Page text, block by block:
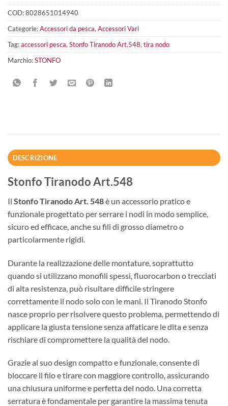
COD:8028651014940
Categorie:Accessori da pesca, Accessori Vari
Tag:accessori pesca, Stonfo Tiranodo Art.548, tira nodo
Marchio:STONFO
DESCRIZIONE
Stonfo Tiranodo Art.548
Il StonfoTiranodo Art. 548è un accessorio pratico e
funzionale progettato per serrare i nodi in modo semplice,
sicuro ed efficace, anche su fili di grosso diametro o
particolarmente rigidi.
Durante la realizzazione delle montature, soprattutto
quando si utilizzano monofili spessi, fluorocarbon o trecciati
di alta resistenza, può risultare difficile stringere
correttamente il nodo solo con le mani. Il Tiranodo Stonfo
nasce proprio per risolvere questo problema, permettendo di
applicare la giusta tensione senza affaticare le dita e senza
rischiare di compromettere la qualità del nodo.
Grazie al suo design compatto e funzionale, consente di
bloccare il filo e tirare con maggiore controllo, assicurando
una chiusura uniforme e perfetta del nodo. Una corretta
serratura è fondamentale per garantire la massima tenuta